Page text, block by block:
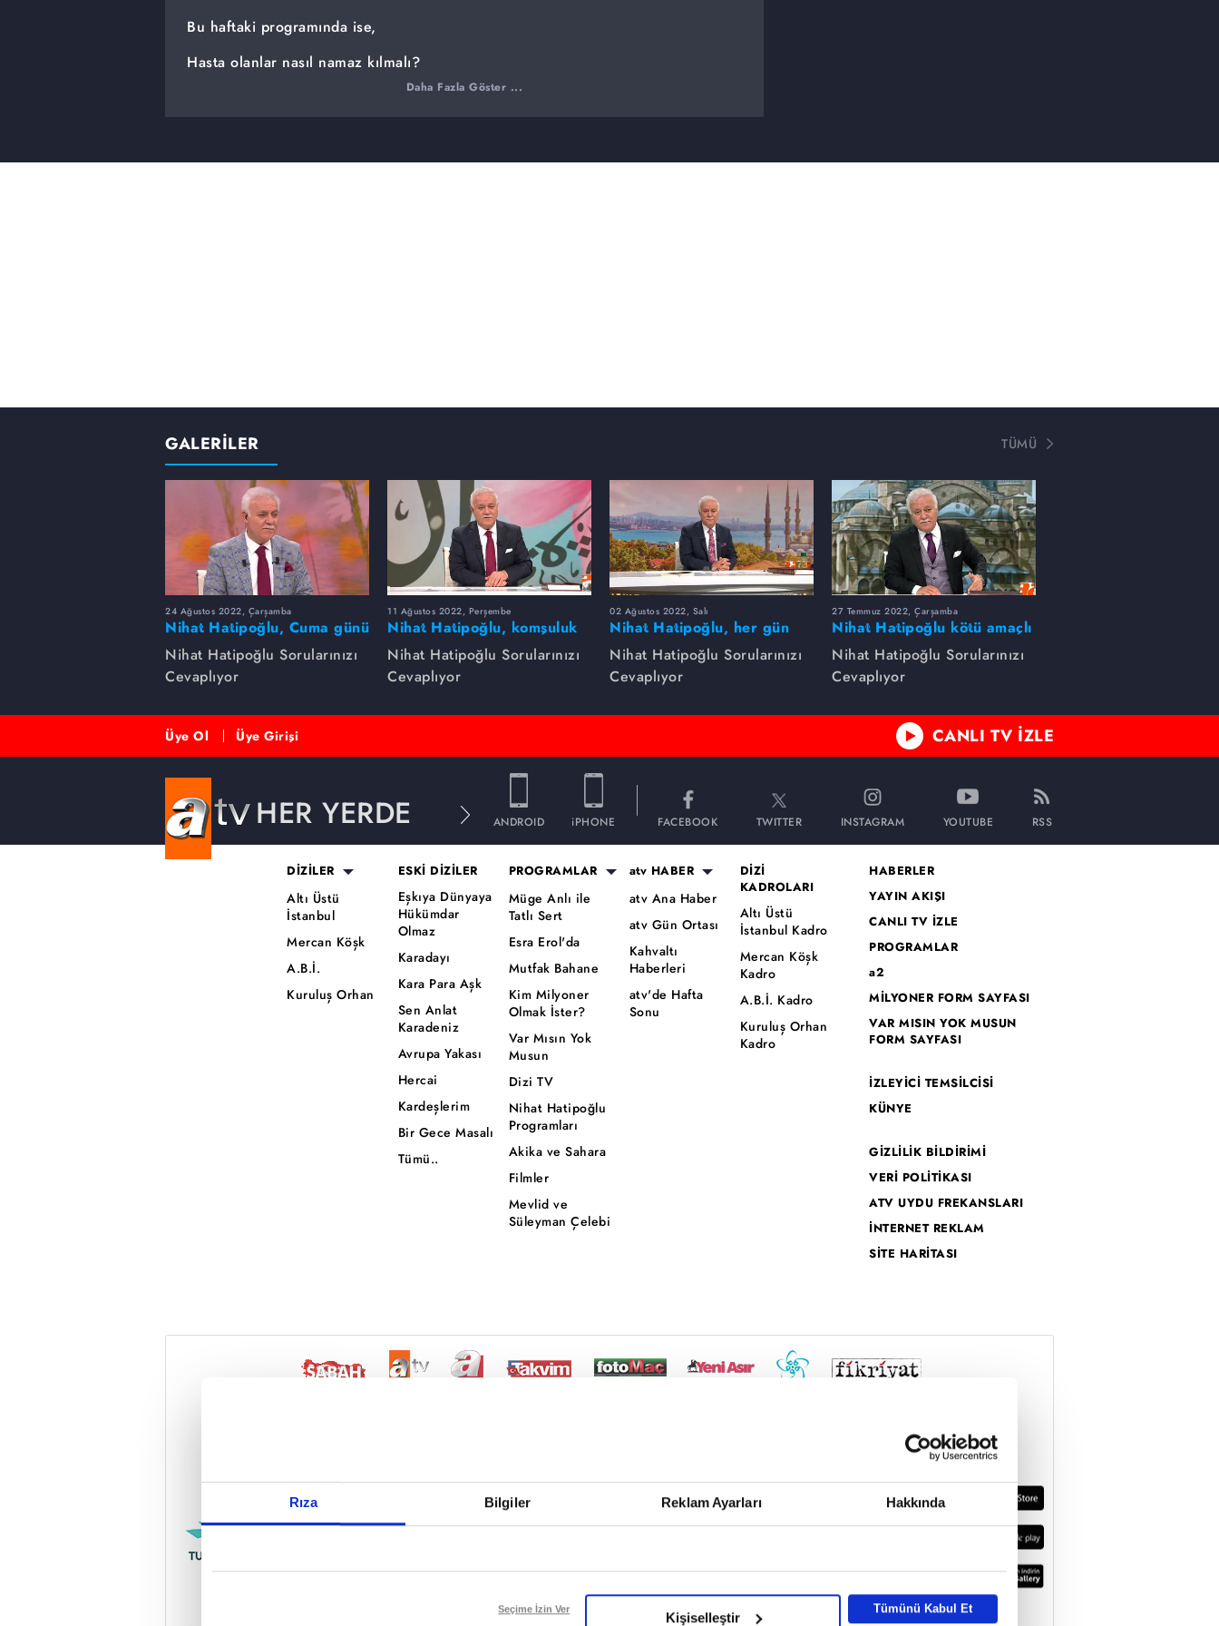
Rıza Bilgiler Reklam Ayarları Hakkında
Reddet
Seçime İzin Ver
Kişiselleştir
Tümünü Kabul Et
Bu haftaki programında ise,
Hasta olanlar nasıl namaz kılmalı?
Sorular, canlı telefon bağlantıları ve merak ettiğiniz her şey
Daha Fazla Göster ...
GALERİLER TÜMÜ
24 Ağustos 2022, Çarşamba
Nihat Hatipoğlu, Cuma günü
yapılması sünnet olan
davranışları anlatıyor...
Nihat Hatipoğlu Sorularınızı
Cevaplıyor
11 Ağustos 2022, Perşembe
Nihat Hatipoğlu, komşuluk
haklarını anlatıyor.
Nihat Hatipoğlu Sorularınızı
Cevaplıyor
02 Ağustos 2022, Salı
Nihat Hatipoğlu, her gün
yapılması tavsiye edilenleri
anlatıyor...
Nihat Hatipoğlu Sorularınızı
Cevaplıyor
27 Temmuz 2022, Çarşamba
Nihat Hatipoğlu kötü amaçlı
muskanın niçin yapıldığını
anlatıyor...
Nihat Hatipoğlu Sorularınızı
Cevaplıyor
Üye Ol Üye Girişi CANLI TV İZLE
HER YERDE ANDROID iPHONE FACEBOOK TWITTER INSTAGRAM YOUTUBE RSS
DİZİLER
Altı Üstü
İstanbul
Mercan Köşk
A.B.İ.
Kuruluş Orhan
ESKİ DİZİLER
Eşkıya Dünyaya
Hükümdar
Olmaz
Karadayı
Kara Para Aşk
Sen Anlat
Karadeniz
Avrupa Yakası
Hercai
Kardeşlerim
Bir Gece Masalı
Tümü..
PROGRAMLAR
Müge Anlı ile
Tatlı Sert
Esra Erol'da
Mutfak Bahane
Kim Milyoner
Olmak İster?
Var Mısın Yok
Musun
Dizi TV
Nihat Hatipoğlu
Programları
Akika ve Sahara
Filmler
Mevlid ve
Süleyman Çelebi
atv HABER
atv Ana Haber
atv Gün Ortası
Kahvaltı
Haberleri
atv'de Hafta
Sonu
DİZİ
KADROLARI
Altı Üstü
İstanbul Kadro
Mercan Köşk
Kadro
A.B.İ. Kadro
Kuruluş Orhan
Kadro
HABERLER
YAYIN AKIŞI
CANLI TV İZLE
PROGRAMLAR
a2
MİLYONER FORM SAYFASI
VAR MISIN YOK MUSUN
FORM SAYFASI
İZLEYİCİ TEMSİLCİSİ
KÜNYE
GİZLİLİK BİLDİRİMİ
VERİ POLİTİKASI
ATV UYDU FREKANSLARI
İNTERNET REKLAM
SİTE HARİTASI